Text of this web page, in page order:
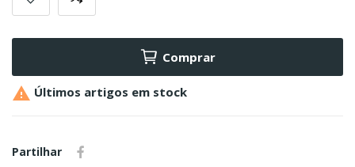
Comprar
 Últimos artigos em stock
Partilhar